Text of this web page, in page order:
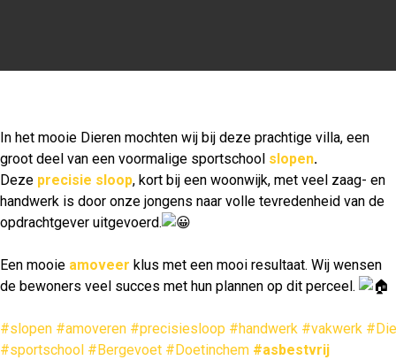
In het mooie Dieren mochten wij bij deze prachtige villa, een
groot deel van een voormalige sportschool slopen.
Deze precisie sloop, kort bij een woonwijk, met veel zaag- en
handwerk is door onze jongens naar volle tevredenheid van de
opdrachtgever uitgevoerd.
Een mooie amoveer klus met een mooi resultaat. Wij wensen
de bewoners veel succes met hun plannen op dit perceel.
#slopen #amoveren #precisiesloop #handwerk #vakwerk
#sportschool #Bergevoet #Doetinchem #asbestvrij